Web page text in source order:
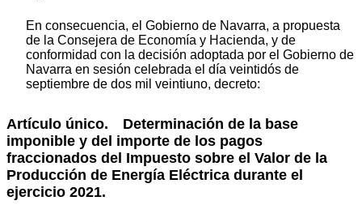
En consecuencia, el Gobierno de Navarra, a propuesta
de la Consejera de Economía y Hacienda, y de
conformidad con la decisión adoptada por el Gobierno de
Navarra en sesión celebrada el día veintidós de
septiembre de dos mil veintiuno, decreto:
Artículo único. Determinación de la base
imponible y del importe de los pagos
fraccionados del Impuesto sobre el Valor de la
Producción de Energía Eléctrica durante el
ejercicio 2021.